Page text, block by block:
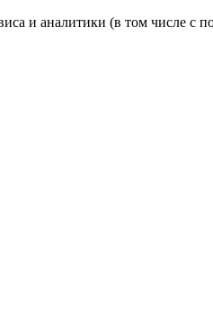
и аналитики (в том числе